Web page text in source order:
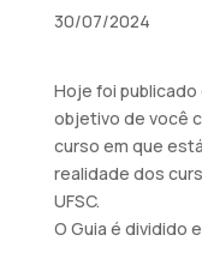
30/07/2024
Hoje foi publicado
objetivo de você
curso em que
realidade dos
UFSC.
O Guia é dividido